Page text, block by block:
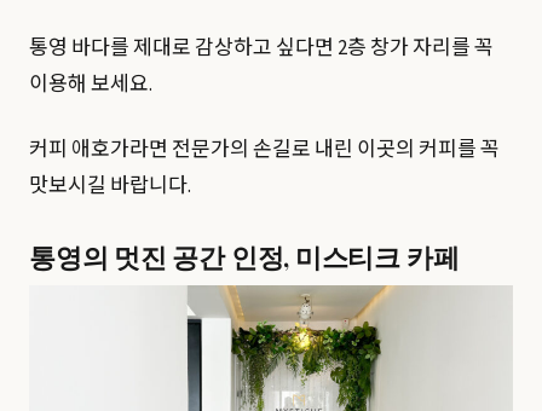
통영 바다를 제대로 감상하고 싶다면 2층 창가 자리를 꼭
이용해 보세요.
커피 애호가라면 전문가의 손길로 내린 이곳의 커피를 꼭
맛보시길 바랍니다.
통영의 멋진 공간 인정, 미스티크 카페